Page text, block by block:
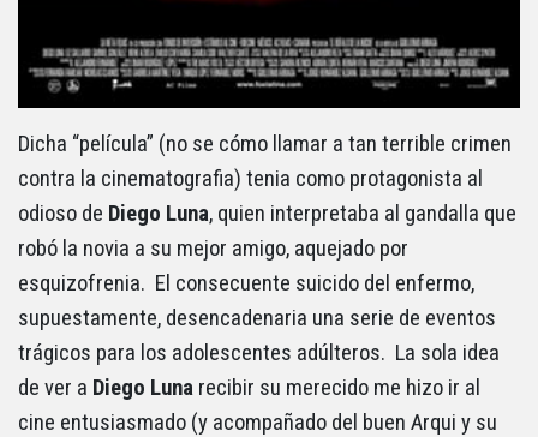
Dicha “película” (no se cómo llamar a tan terrible crimen
contra la cinematografia) tenia como protagonista al
odioso de Diego Luna, quien interpretaba al gandalla que
robó la novia a su mejor amigo, aquejado por
esquizofrenia. El consecuente suicido del enfermo,
supuestamente, desencadenaria una serie de eventos
trágicos para los adolescentes adúlteros. La sola idea
de ver a Diego Luna recibir su merecido me hizo ir al
cine entusiasmado (y acompañado del buen Arqui y su